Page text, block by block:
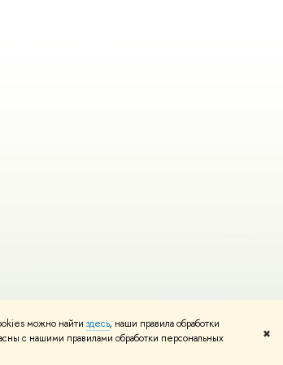
можно найти здесь, наши правила обработки
с нашими правилами обработки персональных
✖
Редактору